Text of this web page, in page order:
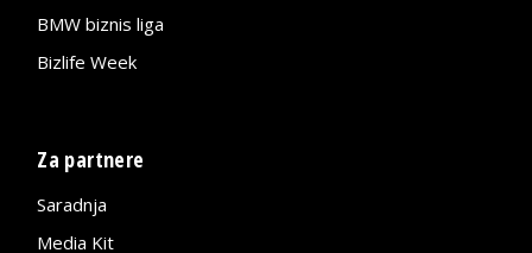
BMW biznis liga
Bizlife Week
Za partnere
Saradnja
Media Kit